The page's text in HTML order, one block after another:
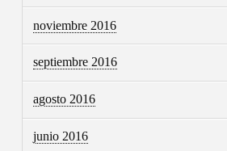
noviembre 2016
septiembre 2016
agosto 2016
junio 2016